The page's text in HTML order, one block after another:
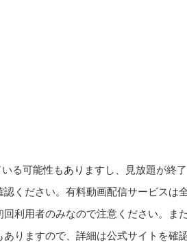
る可能性もありますし、見放題が終
ください。有料動画配信サービスは
利用者のみなので注意ください。ま
りますので、詳細は公式サイトを確認